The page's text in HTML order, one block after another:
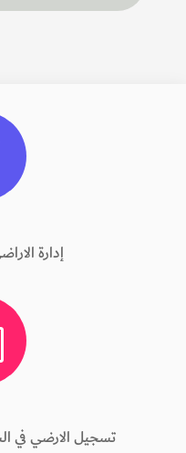
إدارة
تسجيل الارضي في